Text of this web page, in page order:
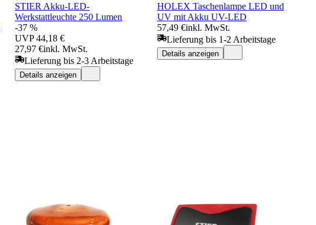
STIER Akku-LED-
Werkstattleuchte 250 Lumen
-37 %
UVP 44,18 €
27,97 €inkl. MwSt.
Lieferung bis 2-3 Arbeitstage
Details anzeigen
HOLEX Taschenlampe LED und
UV mit Akku UV-LED
57,49 €inkl. MwSt.
Lieferung bis 1-2 Arbeitstage
Details anzeigen